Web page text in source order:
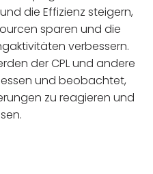
die Effizienz steigern,
sparen und die
verbessern.
der CPL und andere
und beobachtet,
zu reagieren und